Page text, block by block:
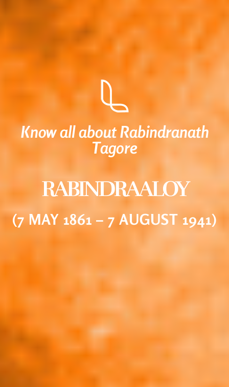
Know all about Rabindranath
Tagore
RABINDRAALOY
(7 MAY 1861 – 7 AUGUST 1941)